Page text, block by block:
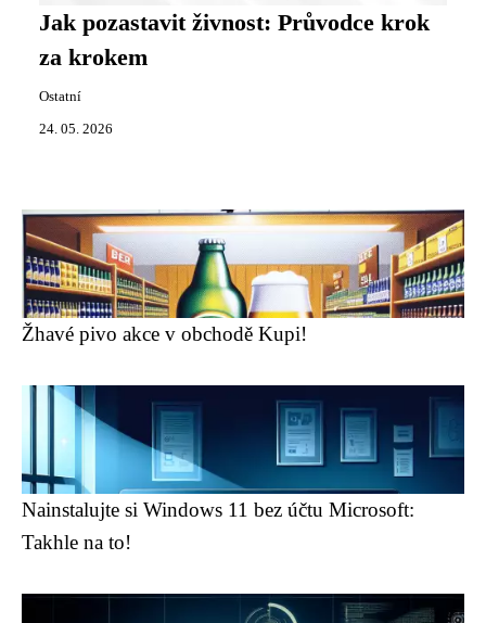
Jak pozastavit živnost: Průvodce krok
za krokem
Ostatní
24. 05. 2026
Žhavé pivo akce v obchodě Kupi!
Nainstalujte si Windows 11 bez účtu Microsoft:
Takhle na to!